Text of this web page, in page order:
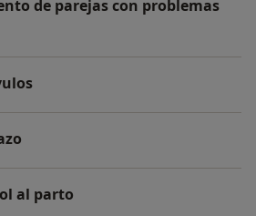
de parejas con problemas
al parto